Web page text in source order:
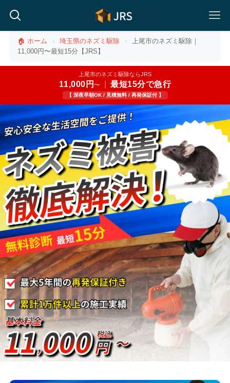
🏠 ホーム › 埼玉県のネズミ駆除 ›
上尾市のネズミ駆除｜
11,000円〜最短15分【JRS】
上尾市のネズミ駆除ならJRS
11,000円〜 最短15分で急行
【 深夜早朝OK / 見積無料 / 再発保証付 】